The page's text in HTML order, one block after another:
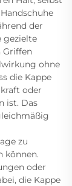
der
gezielte
Griffen
ohne
die Kappe
oder
ist. Das
zu
können.
oder
die Kappe